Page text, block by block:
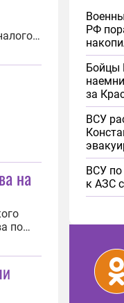
на
по
арест
РФ
Бойцы
за
ВСУ
ВСУ
к АЗС